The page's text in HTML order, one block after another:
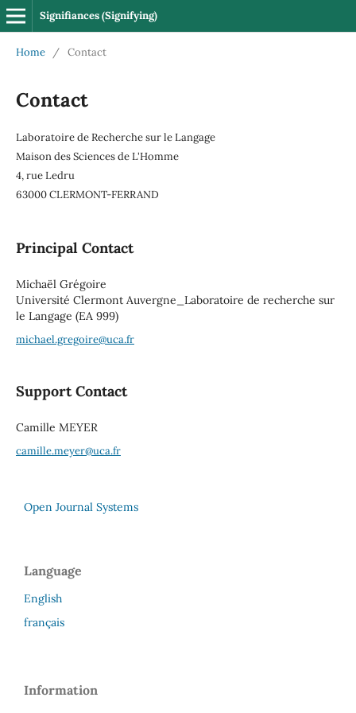
Signifiances (Signifying)
Home / Contact
Contact
Laboratoire de Recherche sur le Langage
Maison des Sciences de L'Homme
4, rue Ledru
63000 CLERMONT-FERRAND
Principal Contact
Michaël Grégoire
Université Clermont Auvergne_Laboratoire de recherche sur
le Langage (EA 999)
michael.gregoire@uca.fr
Support Contact
Camille MEYER
camille.meyer@uca.fr
Open Journal Systems
Language
English
français
Information